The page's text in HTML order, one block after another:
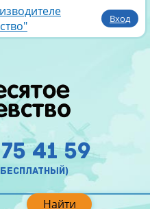
Вход
Найти
41 59